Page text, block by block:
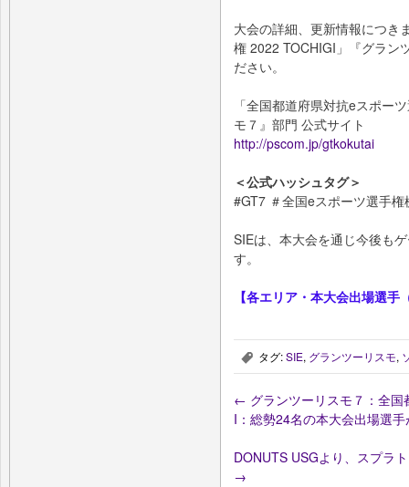
大会の詳細、更新情報につき
権 2022 TOCHIGI」『グラン
ださい。
「全国都道府県対抗eスポー
モ７』部門 公式サイト
http://pscom.jp/gtkokutai
＜公式ハッシュタグ＞
#GT7 ＃全国eスポーツ選手権
SIEは、本大会を通じ今後も
す。
【各エリア・本大会出場選
, タグ:SIE, グランツーリスモ,
← グランツーリスモ７：全
I：総勢24名の本大会出場選
DONUTS USGより、スプラ
→